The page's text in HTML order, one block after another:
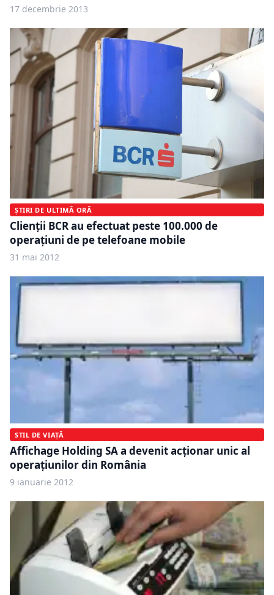
17 decembrie 2013
ȘTIRI DE ULTIMĂ ORĂ
Clienţii BCR au efectuat peste 100.000 de
operaţiuni de pe telefoane mobile
31 mai 2012
STIL DE VIAȚĂ
Affichage Holding SA a devenit acţionar unic al
operaţiunilor din România
9 ianuarie 2012